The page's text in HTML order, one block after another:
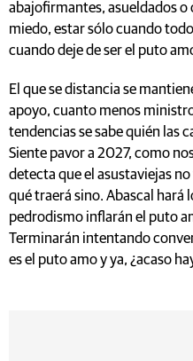
abajofirmantes, asueldados o
miedo, estar sólo cuando
cuando deje de ser el puto
El que se distancia se
apoyo, cuanto menos
tendencias se sabe quién las
Siente pavor a 2027, como
detecta que el asustaviejas
qué traerá sino. Abascal hará
pedrodismo inflarán el puto
Terminarán intentando
es el puto amo y ya, ¿acaso